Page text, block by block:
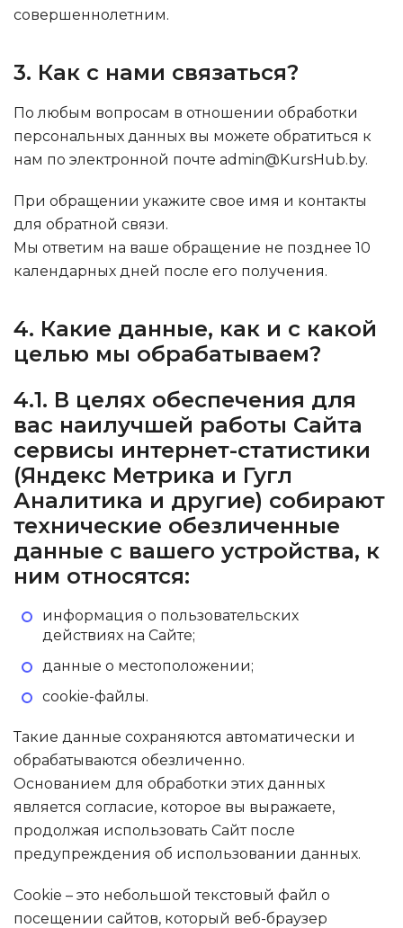
совершеннолетним.
3. Как с нами связаться?
По любым вопросам в отношении обработки
персональных данных вы можете обратиться к
нам по электронной почте admin@KursHub.by.
При обращении укажите свое имя и контакты
для обратной связи.
Мы ответим на ваше обращение не позднее 10
календарных дней после его получения.
4. Какие данные, как и с какой
целью мы обрабатываем?
4.1. В целях обеспечения для
вас наилучшей работы Сайта
сервисы интернет-статистики
(Яндекс Метрика и Гугл
Аналитика и другие) собирают
технические обезличенные
данные с вашего устройства, к
ним относятся:
информация о пользовательских
действиях на Сайте;
данные о местоположении;
cookie-файлы.
Такие данные сохраняются автоматически и
обрабатываются обезличенно.
Основанием для обработки этих данных
является согласие, которое вы выражаете,
продолжая использовать Сайт после
предупреждения об использовании данных.
Cookie – это небольшой текстовый файл о
посещении сайтов, который веб-браузер